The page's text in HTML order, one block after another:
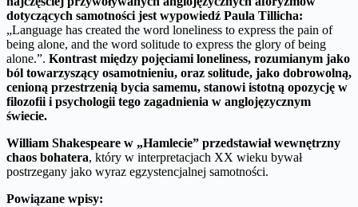
dotyczących samotności jest wypowiedź Paula Tillicha:
„Language has created the word loneliness to express the pain of
being alone, and the word solitude to express the glory of being
alone.”. Kontrast między pojęciami loneliness, rozumianym jako
ból towarzyszący osamotnieniu, oraz solitude, jako dobrowolną,
cenioną przestrzenią bycia samemu, stanowi istotną opozycję w
filozofii i psychologii tego zagadnienia w anglojęzycznym
świecie.
William Shakespeare w „Hamlecie” przedstawiał wewnętrzny
chaos bohatera, który w interpretacjach XX wieku bywał
postrzegany jako wyraz egzystencjalnej samotności.
Powiązane wpisy: